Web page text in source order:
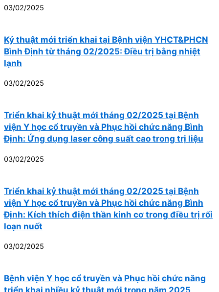
03/02/2025
Kỷ thuật mới triển khai tại Bệnh viện YHCT&PHCN
Bình Định từ tháng 02/2025: Điều trị bằng nhiệt
lạnh
03/02/2025
Triển khai kỷ thuật mới tháng 02/2025 tại Bệnh
viện Y học cổ truyền và Phục hồi chức năng Bình
Định: Ứng dụng laser công suất cao trong trị liệu
03/02/2025
Triển khai kỷ thuật mới tháng 02/2025 tại Bệnh
viện Y học cổ truyền và Phục hồi chức năng Bình
Định: Kích thích điện thần kinh cơ trong điều trị rối
loạn nuốt
03/02/2025
Bệnh viện Y học cổ truyền và Phục hồi chức năng
triển khai nhiều kỷ thuật mới trong năm 2025